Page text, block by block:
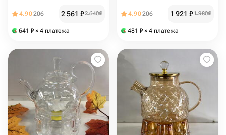
4.90206 2 561 ₽2 640₽
641 ₽ × 4 платежа
4.90206 1 921 ₽1 980₽
481 ₽ × 4 платежа